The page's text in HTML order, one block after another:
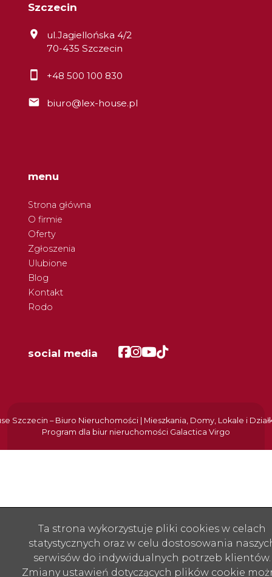
Szczecin
ul.Jagiellońska 4/2
70-435 Szczecin
+48 500 100 830
biuro@lex-house.pl
menu
Strona główna
O firmie
Oferty
Zgłoszenia
Ulubione
Blog
Kontakt
Rodo
social media Facebook
Facebook
Facebook
Facebook
Szczecin – Biuro Nieruchomości | Mieszkania, Domy, Lokale i
Program dla biur nieruchomości Galactica Virgo
Ta strona wykorzystuje pliki cookies w celach
statystycznych oraz w celu dostosowania
serwisów do indywidualnych potrzeb klientów.
Zmiany ustawień dotyczących plików cookie